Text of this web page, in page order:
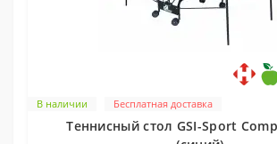
В наличии Бесплатная доставка
Теннисный стол GSI-Sport